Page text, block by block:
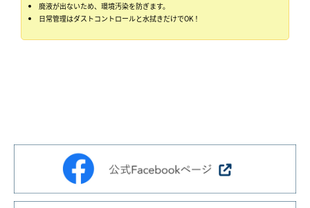
廃液が出ないため、環境汚染を防ぎます。
日常管理はダストコントロールと水拭きだけでOK！